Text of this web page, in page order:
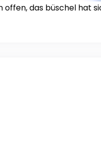
das büschel hat